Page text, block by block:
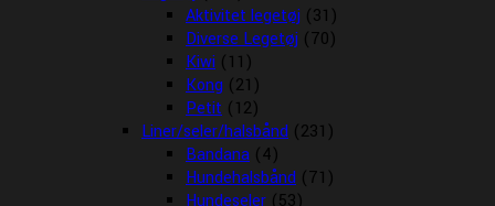
Aktivitet legetøj (31)
Diverse Legetøj (70)
Kiwi (11)
Kong (21)
Petit (12)
Liner/seler/halsbånd (231)
Bandana (4)
Hundehalsbånd (71)
Hundeseler (53)